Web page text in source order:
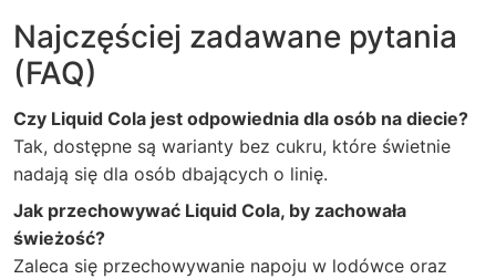
Najczęściej zadawane pytania
(FAQ)
Czy Liquid Cola jest odpowiednia dla osób na diecie?
Tak, dostępne są warianty bez cukru, które świetnie
nadają się dla osób dbających o linię.
Jak przechowywać Liquid Cola, by zachowała
świeżość?
Zaleca się przechowywanie napoju w lodówce oraz